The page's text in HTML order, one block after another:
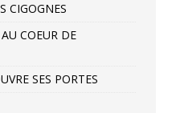
CIGOGNES
COEUR DE
SES PORTES